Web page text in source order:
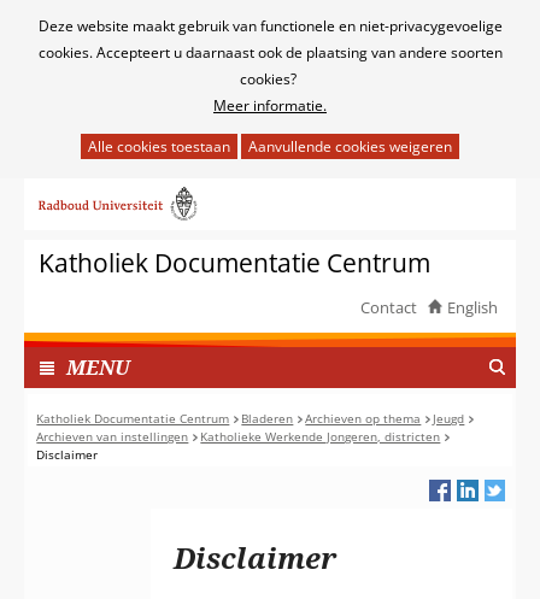
Cookies
Deze website maakt gebruik van functionele en niet-privacygevoelige
cookies. Accepteert u daarnaast ook de plaatsing van andere soorten
cookies?
Meer informatie.
het
van
cookies
deze
website
worden
toegestaan
of
geweigerd.
naar
inhoudKatholiek Documentatie Centrum
Contact English
MENUI
N
G
E
Katholiek Documentatie Centrum Bladeren Archieven op thema
Jeugd
Archieven van instellingen
Katholieke Werkende Jongeren, districten
Disclaimer
Disclaimer